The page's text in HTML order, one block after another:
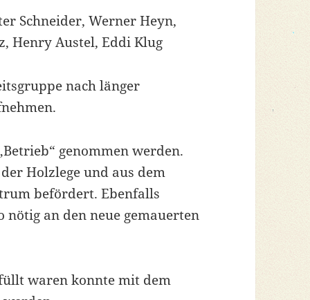
Schneider, Werner Heyn,
Henry Austel, Eddi Klug
nach länger
genommen werden.
Holzlege und aus dem
befördert. Ebenfalls
an den neue gemauerten
waren konnte mit dem